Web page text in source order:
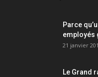
Parce
employés
21 janvier
Le Grand